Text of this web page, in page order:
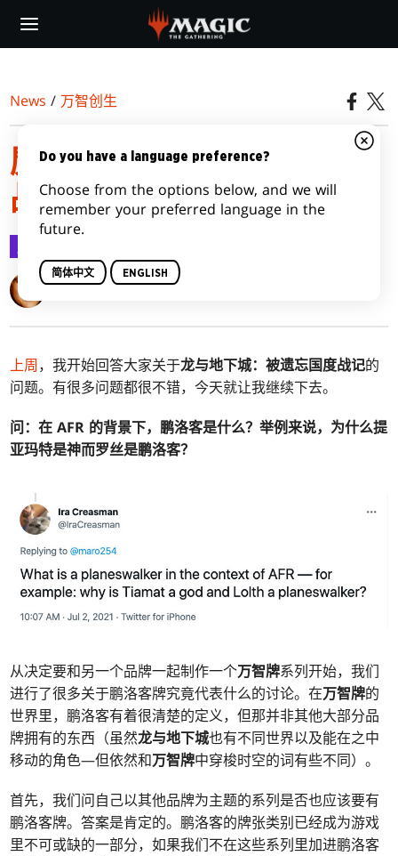
main
News / 万智创生
魔法五四三：被遗忘国度
战记，第二部
Mark Rosewater
上周，我开始回答大家关于龙与地下城：被遗忘国度战记的
问题。有很多问题都很不错，今天就让我继续下去。
问：在 AFR 的背景下，鹏洛客是什么？举例来说，为什么提
亚玛特是神而罗丝是鹏洛客？
从决定要和另一个品牌一起制作一个万智牌系列开始，我们
进行了很多关于鹏洛客牌究竟代表什么的讨论。在万智牌的
世界里，鹏洛客有着很清楚的定义，但那并非其他大部分品
牌拥有的东西（虽然龙与地下城也有不同世界以及能在之中
移动的角色—但依然和万智牌中穿梭时空的词有些不同）。
首先，我们问自己以其他品牌为主题的系列是否也应该要有
鹏洛客牌。答案是肯定的。鹏洛客的牌张类别已经成为游戏
里不可或缺的一部分，如果我们不在这些系列里加进鹏洛客
Do you have a language preference?
Choose from the options below, and we will
remember your preferred language in the
future.
简体中文 ENGLISH